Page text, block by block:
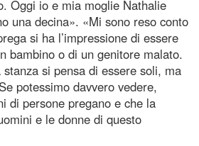
Oggi io e mia moglie Nathalie
una decina». «Mi sono reso conto
si ha l’impressione di essere
bambino o di un genitore malato.
si pensa di essere soli, ma
potessimo davvero vedere,
di persone pregano e che la
e le donne di questo